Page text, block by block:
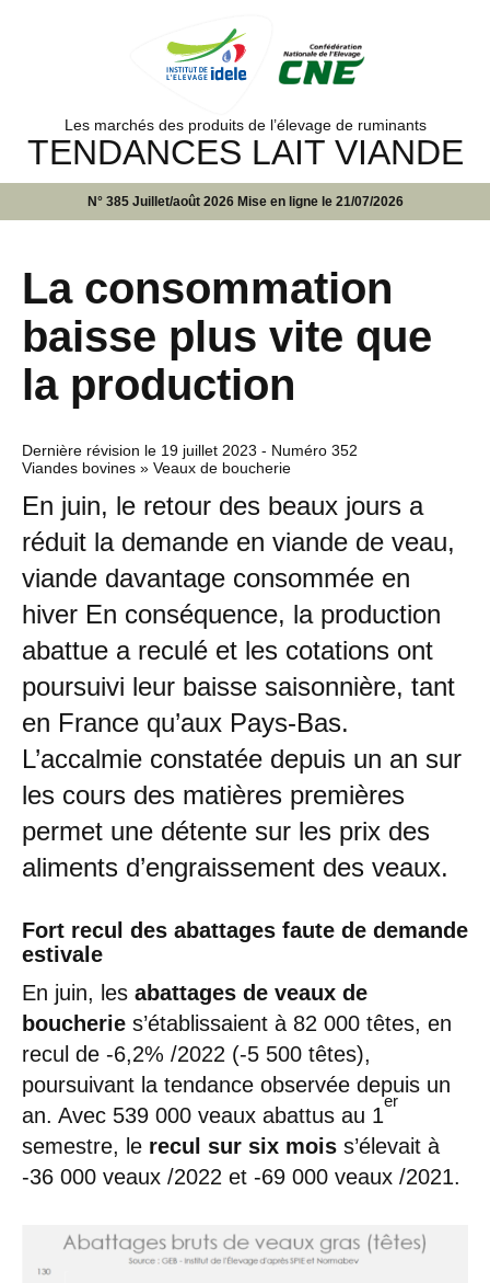
Les marchés des produits de l’élevage de ruminants
TENDANCES LAIT VIANDE
N° 385 Juillet/août 2026 Mise en ligne le 21/07/2026
La consommation
baisse plus vite que
la production
Dernière révision le 19 juillet 2023 - Numéro 352
Viandes bovines » Veaux de boucherie
En juin, le retour des beaux jours a
réduit la demande en viande de veau,
viande davantage consommée en
hiver En conséquence, la production
abattue a reculé et les cotations ont
poursuivi leur baisse saisonnière, tant
en France qu’aux Pays-Bas.
L’accalmie constatée depuis un an sur
les cours des matières premières
permet une détente sur les prix des
aliments d’engraissement des veaux.
Fort recul des abattages faute de demande
estivale
En juin, les abattages de veaux de
boucherie s’établissaient à 82 000 têtes, en
recul de -6,2% /2022 (-5 500 têtes),
poursuivant la tendance observée depuis un
an. Avec 539 000 veaux abattus au 1
er
semestre, le recul sur six mois s’élevait à
-36 000 veaux /2022 et -69 000 veaux /2021.